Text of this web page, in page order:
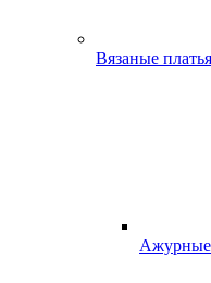
Вязаные платья
Ажурные